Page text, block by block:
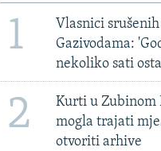
1
Vlasnici
Gazivodama:
nekoliko sati
2
Kurti u Zubinom
mogla trajati
otvoriti arhive